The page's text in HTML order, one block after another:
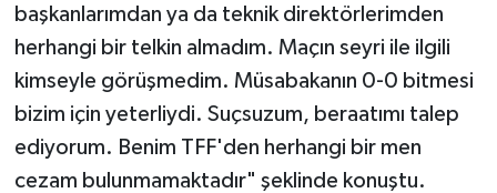
başkanlarımdan ya da teknik direktörlerimden
herhangi bir telkin almadım. Maçın seyri ile ilgili
kimseyle görüşmedim. Müsabakanın 0-0 bitmesi
bizim için yeterliydi. Suçsuzum, beraatımı talep
ediyorum. Benim TFF'den herhangi bir men
cezam bulunmamaktadır" şeklinde konuştu.